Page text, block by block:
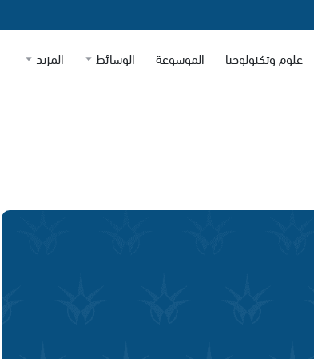
علوم وتكنولوجيا الموسوعة الوسائط المزيد